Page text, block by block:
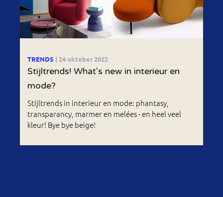
TRENDS | 24 oktober 2022
Stijltrends! What's new in interieur en
mode?
Stijltrends in interieur en mode: phantasy,
transparancy, marmer en melées - en heel veel
kleur! Bye bye beige!